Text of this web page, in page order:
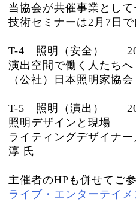
当協会が共催事業とし
技術セミナーは2月7日
T-4 照明（安全）
演出空間で働く人たちへ
（公社）日本照明家協
T-5 照明（演出）
照明デザインと現場
ライティングデザイナ
淳 氏
主催者のHPも併せてご
ライブ・エンターテイ